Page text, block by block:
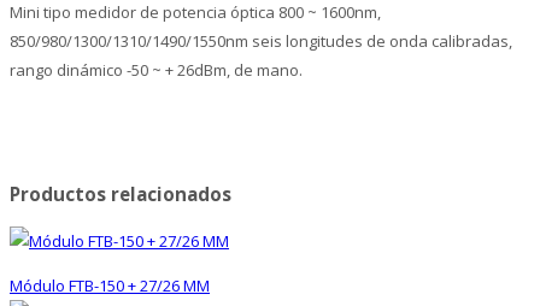
Mini tipo medidor de potencia óptica 800 ~ 1600nm,
850/980/1300/1310/1490/1550nm seis longitudes de onda calibradas,
rango dinámico -50 ~ + 26dBm, de mano.
Productos relacionados
Módulo FTB-150 + 27/26 MM